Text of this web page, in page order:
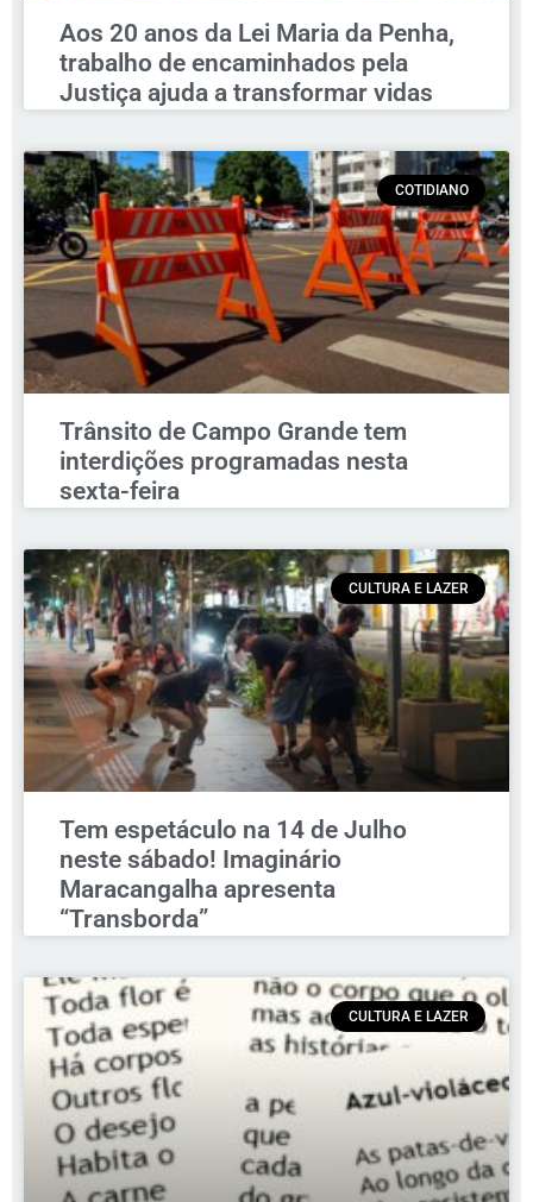
Aos 20 anos da Lei Maria da Penha,
trabalho de encaminhados pela
Justiça ajuda a transformar vidas
COTIDIANO
Trânsito de Campo Grande tem
interdições programadas nesta
sexta-feira
CULTURA E LAZER
Tem espetáculo na 14 de Julho
neste sábado! Imaginário
Maracangalha apresenta
“Transborda”
CULTURA E LAZER